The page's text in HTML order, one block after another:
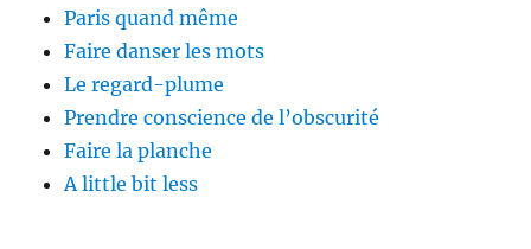
Paris quand même
Faire danser les mots
Le regard-plume
Prendre conscience de l’obscurité
Faire la planche
A little bit less